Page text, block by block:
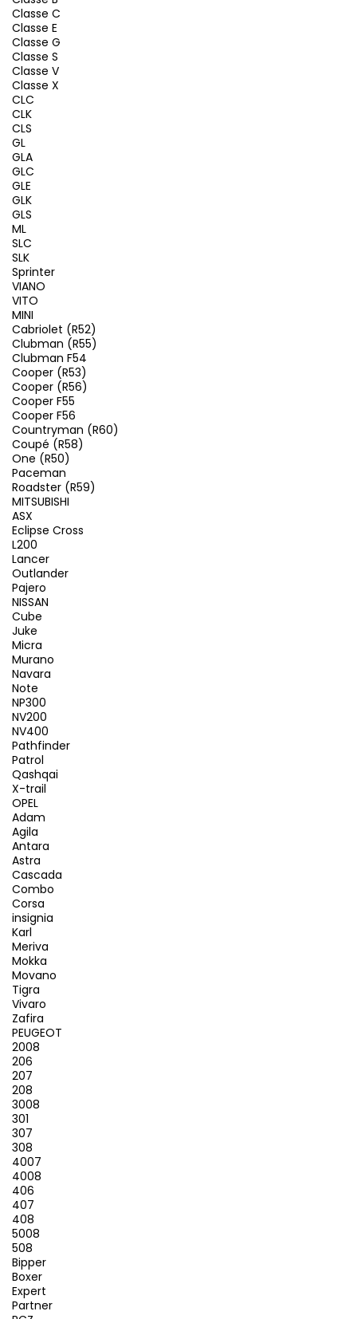
Classe C
Classe E
Classe G
Classe S
Classe V
Classe X
CLC
CLK
CLS
GL
GLA
GLC
GLE
GLK
GLS
ML
SLC
SLK
Sprinter
VIANO
VITO
MINI
Cabriolet (R52)
Clubman (R55)
Clubman F54
Cooper (R53)
Cooper (R56)
Cooper F55
Cooper F56
Countryman (R60)
Coupé (R58)
One (R50)
Paceman
Roadster (R59)
MITSUBISHI
ASX
Eclipse Cross
L200
Lancer
Outlander
Pajero
NISSAN
Cube
Juke
Micra
Murano
Navara
Note
NP300
NV200
NV400
Pathfinder
Patrol
Qashqai
X-trail
OPEL
Adam
Agila
Antara
Astra
Cascada
Combo
Corsa
insignia
Karl
Meriva
Mokka
Movano
Tigra
Vivaro
Zafira
PEUGEOT
2008
206
207
208
3008
301
307
308
4007
4008
406
407
408
5008
508
Bipper
Boxer
Expert
Partner